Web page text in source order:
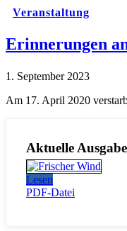
Veranstaltung
Erinnerungen
1. September 2023
Am 17. April 2020
Aktuelle Ausgabe
Lesen
PDF-Datei